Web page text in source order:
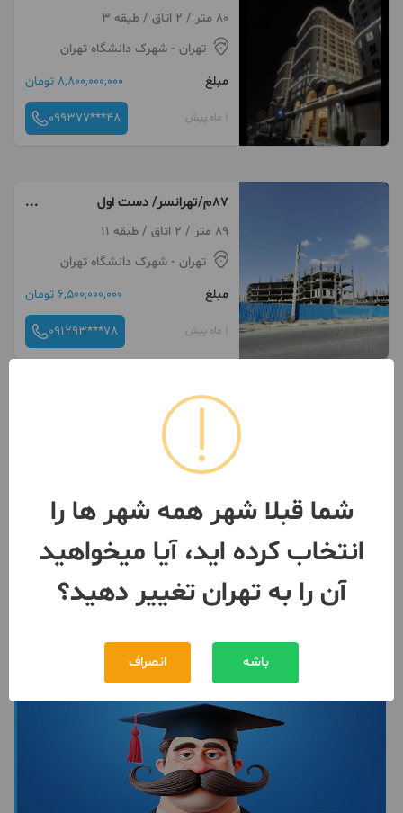
بصورت نقد واقساط)80 متر / 2 اتاق / طبقه 3
تهران - شهرک دانشگاه تهران
مبلغ
8,800,000,000 تومان
1 ماه پیش 099377***48
87م/تهرانسر/ دست اول
آتش‌نشانی
89 متر / 2 اتاق / طبقه 11
تهران - شهرک دانشگاه تهران
مبلغ
6,500,000,000 تومان
1 ماه پیش 091293***78
۸۰ متر رونیکا پالاس تهرانسر رحیم
تهران
مبلغ
7,200,000,000 تومان
2 ماه پیش 099190***73
شما قبلا شهر همه شهر ها را
انتخاب کرده اید، آیا میخواهید
آن را به تهران تغییر دهید؟
باشه انصراف